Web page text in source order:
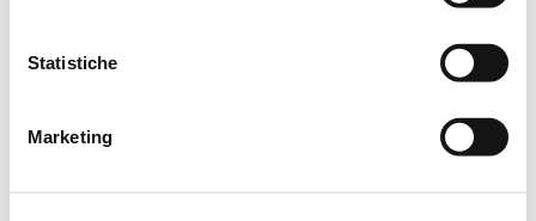
Statistiche
Marketing
Romualdo Cabassi 20/01/2024 alle 10:18
famiglia porgono le più sentite condoglianze ai fratelli Remo